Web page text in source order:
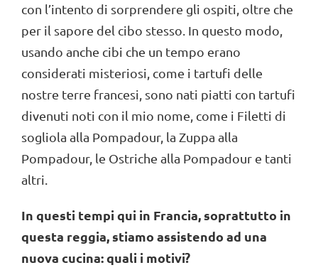
con l’intento di sorprendere gli ospiti, oltre che
per il sapore del cibo stesso. In questo modo,
usando anche cibi che un tempo erano
considerati misteriosi, come i tartufi delle
nostre terre francesi, sono nati piatti con tartufi
divenuti noti con il mio nome, come i Filetti di
sogliola alla Pompadour, la Zuppa alla
Pompadour, le Ostriche alla Pompadour e tanti
altri.
In questi tempi qui in Francia, soprattutto in
questa reggia, stiamo assistendo ad una
nuova cucina: quali i motivi?